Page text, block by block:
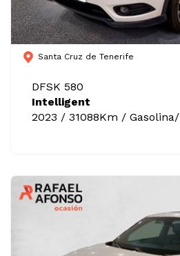
Santa Cruz de Tenerife
DFSK 580
Intelligent
2023 / 31088Km / Gasolina/